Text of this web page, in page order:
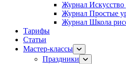
Журнал
Журнал Простые
Журнал Школа
Тарифы
Статьи
Мастер-классы
Праздники